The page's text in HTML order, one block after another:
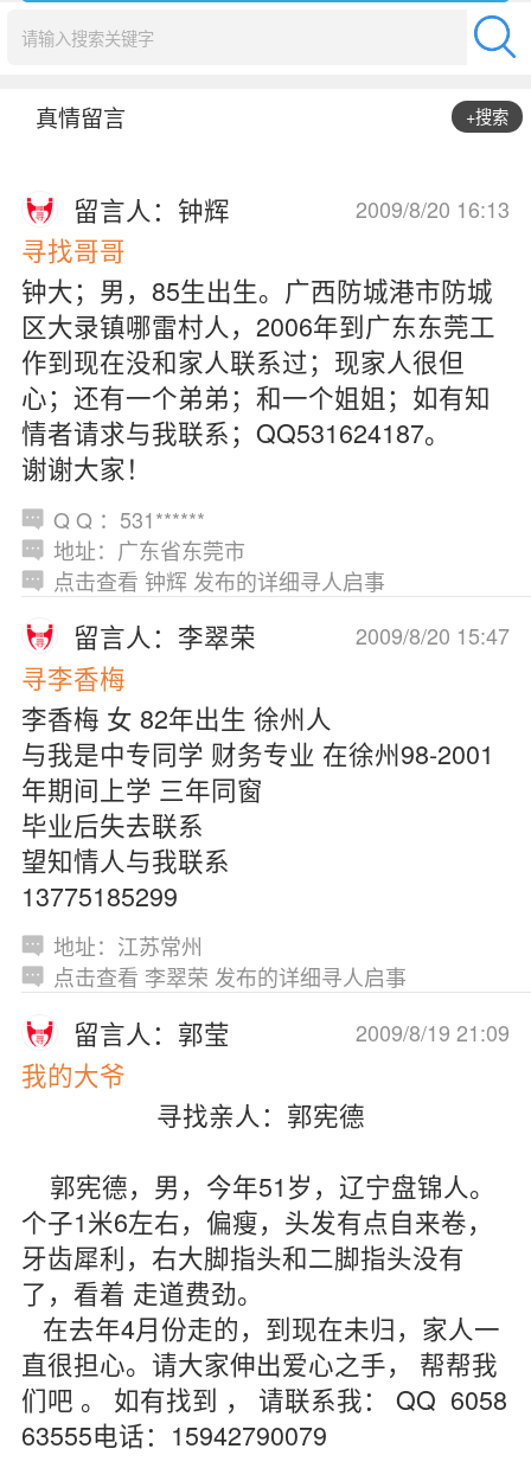
+搜索
真情留言
2009/8/20 16:13
留言人：钟辉
寻找哥哥
钟大；男，85生出生。广西防城港市防城
区大录镇哪雷村人，2006年到广东东莞工
作到现在没和家人联系过；现家人很但
心；还有一个弟弟；和一个姐姐；如有知
情者请求与我联系；QQ531624187。
谢谢大家！
Q Q ：531******
地址：广东省东莞市
点击查看 钟辉 发布的详细寻人启事
2009/8/20 15:47
留言人：李翠荣
寻李香梅
李香梅 女 82年出生 徐州人
与我是中专同学 财务专业 在徐州98-2001
年期间上学 三年同窗
毕业后失去联系
望知情人与我联系
13775185299
地址：江苏常州
点击查看 李翠荣 发布的详细寻人启事
2009/8/19 21:09
留言人：郭莹
我的大爷
寻找亲人：郭宪德
郭宪德，男，今年51岁，辽宁盘锦人。
个子1米6左右，偏瘦，头发有点自来卷，
牙齿犀利，右大脚指头和二脚指头没有
了，看着 走道费劲。
在去年4月份走的，到现在未归，家人一
直很担心。请大家伸出爱心之手， 帮帮我
们吧 。 如有找到 ， 请联系我： QQ 6058
63555电话：15942790079